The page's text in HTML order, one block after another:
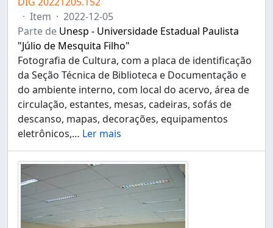
· Item · 2022-12-05
Parte de Unesp - Universidade Estadual Paulista
"Júlio de Mesquita Filho"
Fotografia de Cultura, com a placa de identificação
da Seção Técnica de Biblioteca e Documentação e
do ambiente interno, com local do acervo, área de
circulação, estantes, mesas, cadeiras, sofás de
descanso, mapas, decorações, equipamentos
eletrônicos,… Ler mais